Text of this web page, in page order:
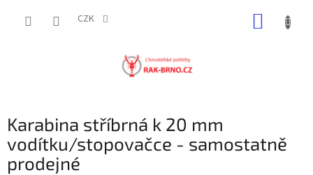
CZK
Karabina stříbrná k 20 mm
vodítku/stopovačce - samostatně
prodejné